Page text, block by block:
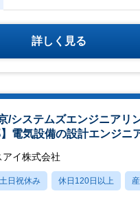
詳しく見る
/システムズエンジニアリ
電気設備の設計エンジニ
イ株式会社
土日祝休み 休日120日以上